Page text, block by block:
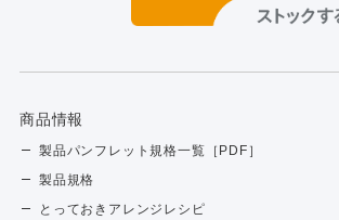
商品情報
製品パンフレット規格一覧［PDF］
製品規格
とっておきアレンジレシピ